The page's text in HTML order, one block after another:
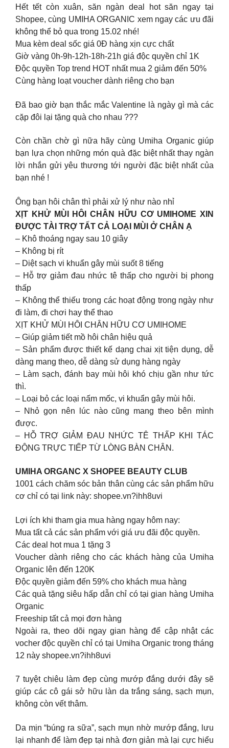
Hết tết còn xuân, săn ngàn deal hot săn ngay tại
Shopee, cùng UMIHA ORGANIC xem ngay các ưu đãi
không thể bỏ qua trong 15.02 nhé!
Mua kèm deal sốc giá 0Đ hàng xịn cực chất
Giờ vàng 0h-9h-12h-18h-21h giá độc quyền chỉ 1K
Độc quyền Top trend HOT nhất mua 2 giảm đến 50%
Cùng hàng loạt voucher dành riêng cho bạn
Đã bao giờ bạn thắc mắc Valentine là ngày gì mà các
cặp đôi lại tặng quà cho nhau ???
Còn chần chờ gì nữa hãy cùng Umiha Organic giúp
bạn lựa chọn những món quà đặc biệt nhất thay ngàn
lời nhắn gửi yêu thương tới người đặc biệt nhất của
bạn nhé !
Ông bạn hôi chân thì phải xử lý như nào nhỉ
XỊT KHỬ MÙI HÔI CHÂN HỮU CƠ UMIHOME XIN
ĐƯỢC TÀI TRỢ TẤT CẢ LOẠI MÙI Ở CHÂN Ạ
– Khô thoáng ngay sau 10 giây
– Không bị rít
– Diệt sạch vi khuẩn gây mùi suốt 8 tiếng
– Hỗ trợ giảm đau nhức tê thấp cho người bị phong
thấp
– Không thể thiếu trong các hoạt động trong ngày như
đi làm, đi chơi hay thể thao
XỊT KHỬ MÙI HÔI CHÂN HỮU CƠ UMIHOME
– Giúp giảm tiết mồ hôi chân hiệu quả
– Sản phẩm được thiết kế dạng chai xịt tiện dụng, dễ
dàng mang theo, dễ dàng sử dụng hàng ngày
– Làm sạch, đánh bay mùi hôi khó chịu gần như tức
thì.
– Loại bỏ các loại nấm mốc, vi khuẩn gây mùi hôi.
– Nhỏ gọn nên lúc nào cũng mang theo bên mình
được.
– HỖ TRỢ GIẢM ĐAU NHỨC TÊ THẤP KHI TÁC
ĐỘNG TRỰC TIẾP TỪ LÒNG BÀN CHÂN.
UMIHA ORGANC X SHOPEE BEAUTY CLUB
1001 cách chăm sóc bản thân cùng các sản phẩm hữu
cơ chỉ có tại link này: shopee.vn?ihh8uvi
Lợi ích khi tham gia mua hàng ngay hôm nay:
Mua tất cả các sản phẩm với giá ưu đãi độc quyền.
Các deal hot mua 1 tặng 3
Voucher dành riêng cho các khách hàng của Umiha
Organic lên đến 120K
Độc quyền giảm đến 59% cho khách mua hàng
Các quà tặng siêu hấp dẫn chỉ có tại gian hàng Umiha
Organic
Freeship tất cả mọi đơn hàng
Ngoài ra, theo dõi ngay gian hàng để cập nhật các
vocher độc quyền chỉ có tại Umiha Organic trong tháng
12 này shopee.vn?ihh8uvi
7 tuyệt chiêu làm đẹp cùng mướp đắng dưới đây sẽ
giúp các cô gái sở hữu làn da trắng sáng, sạch mụn,
không còn vết thâm.
Da mịn “búng ra sữa”, sạch mụn nhờ mướp đắng, lưu
lại nhanh để làm đẹp tại nhà đơn giản mà lại cực hiểu